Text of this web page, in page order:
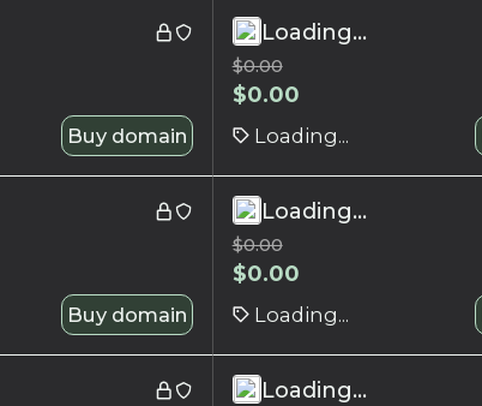
Buy domain
Loading...
$0.00
$0.00
Loading...
Buy domain
Loading...
$0.00
$0.00
Loading...
Loading...